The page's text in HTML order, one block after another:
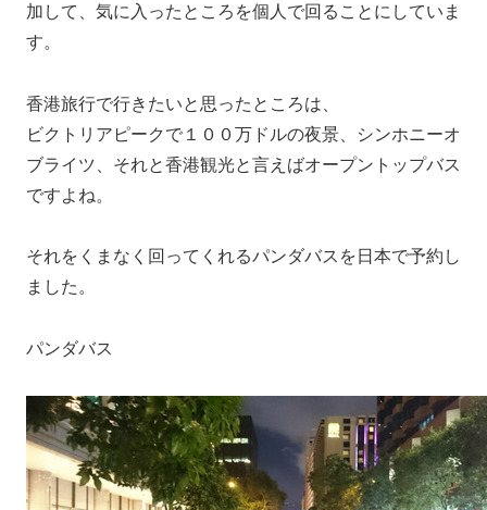
加して、気に入ったところを個人で回ることにしていま
す。
香港旅行で行きたいと思ったところは、
ビクトリアピークで１００万ドルの夜景、シンホニーオ
ブライツ、それと香港観光と言えばオープントップバス
ですよね。
それをくまなく回ってくれるパンダバスを日本で予約し
ました。
パンダバス